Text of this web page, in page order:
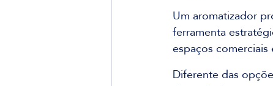
Um aromatizador
ferramenta
espaços comerciais
Diferente das